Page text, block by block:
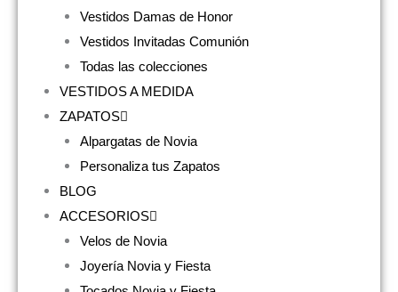
Vestidos Damas de Honor
Vestidos Invitadas Comunión
Todas las colecciones
VESTIDOS A MEDIDA
ZAPATOS
Alpargatas de Novia
Personaliza tus Zapatos
BLOG
ACCESORIOS
Velos de Novia
Joyería Novia y Fiesta